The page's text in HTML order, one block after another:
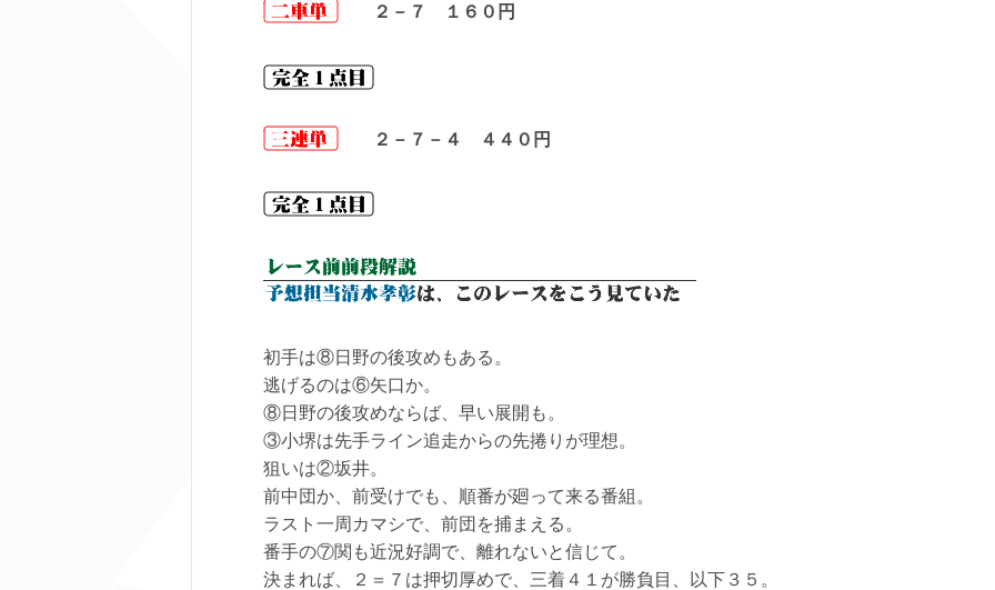
２－７ １６０円
２－７－４ ４４０円
初手は⑧日野の後攻めもある。
逃げるのは⑥矢口か。
⑧日野の後攻めならば、早い展開も。
③小堺は先手ライン追走からの先捲りが理想。
狙いは②坂井。
前中団か、前受けでも、順番が廻って来る番組。
ラスト一周カマシで、前団を捕まえる。
番手の⑦関も近況好調で、離れないと信じて。
決まれば、２＝７は押切厚めで、三着４１が勝負目、以下３５。